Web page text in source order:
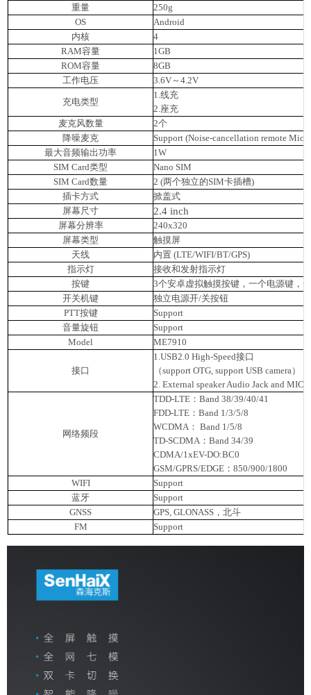
重量
250g
OS
Android
内核
4
RAM容量
1GB
ROM容量
8GB
工作电压
3.6V～4.2V
充电类型
1.线充
2.座充
麦克风数量
2个
降噪麦克
Support (Noise-cancellation remote Mic)
最大音频输出功率
1W
SIM Card类型
Nano SIM
SIM Card数量
2 (两个独立的SIM卡插槽)
插卡方式
掀盖式
屏幕尺寸
2.4 inch
屏幕分辨率
240x320
屏幕类型
触摸屏
天线
内置 (LTE/WIFI/BT/GPS)
指示灯
接收和发射指示灯
按键
3个安卓虚拟触摸按键，一个电源键，
开关机键
独立电源开/关按钮
PTT按键
Support
音量旋钮
Support
Model
ME7910
接口
1.USB2.0 High-Speed接口
（support OTG, support USB camera）
2. External speaker Audio Jack and MIC
网络频段
TDD-LTE：Band 38/39/40/41
FDD-LTE：Band 1/3/5/8
WCDMA： Band 1/5/8
TD-SCDMA：Band 34/39
CDMA/1xEV-DO:BC0
GSM/GPRS/EDGE：850/900/1800
WIFI
Support
蓝牙
Support
GNSS
GPS, GLONASS，北斗
FM
Support